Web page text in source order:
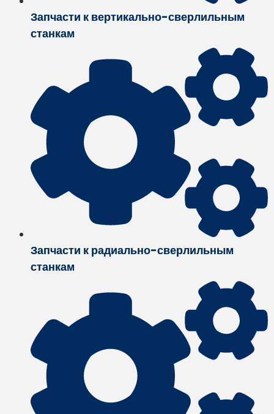
Запчасти к вертикально-сверлильным
станкам
Запчасти к радиально-сверлильным
станкам